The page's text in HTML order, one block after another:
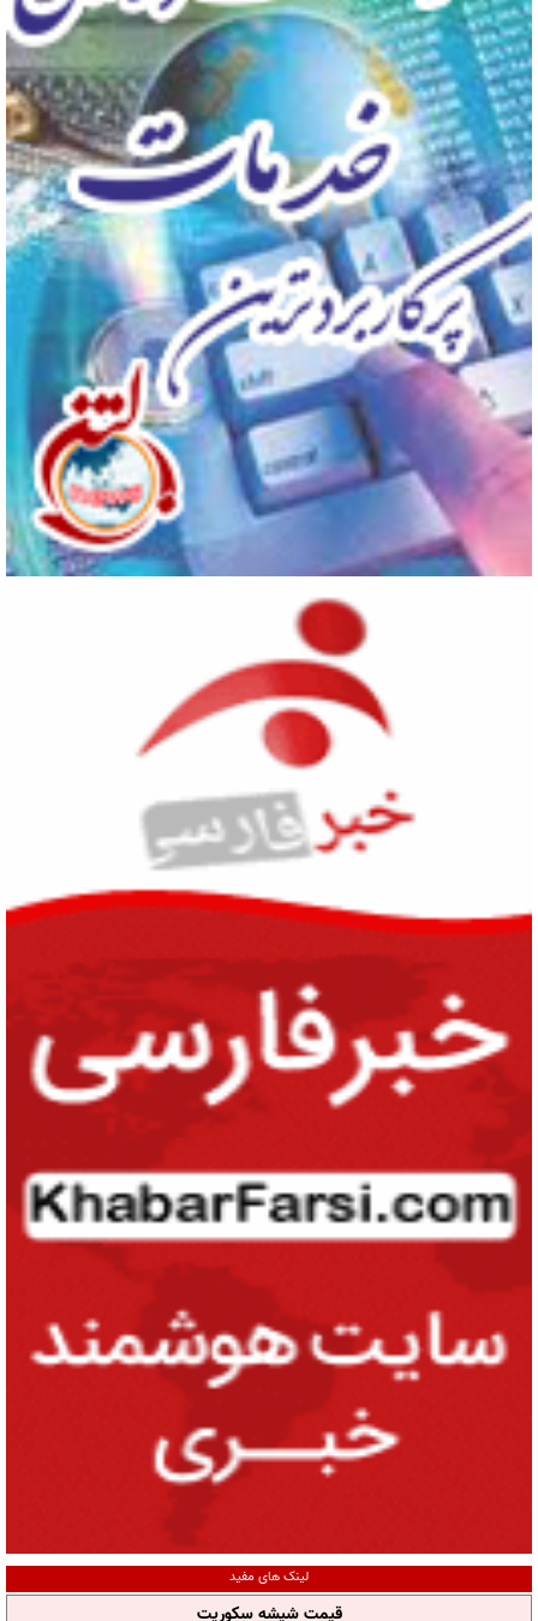
لینک های مفید
قیمت شیشه سکوریت